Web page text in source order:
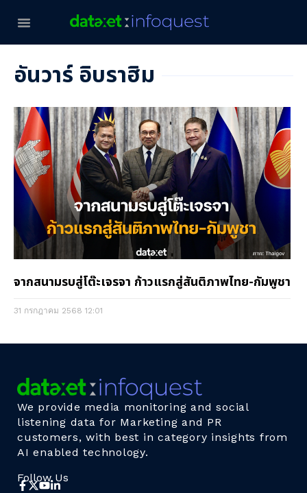
อันวาร์ อิบราฮิม
จากสนามรบสู่โต๊ะเจรจา ก้าวแรกสู่สันติภาพไทย-กัมพูชา
31 กรกฎาคม 2568 12:01
We provide media monitoring and social
listening data for Marketing and PR
customers, with best in category insights from
AI enabled technology.
Follow Us